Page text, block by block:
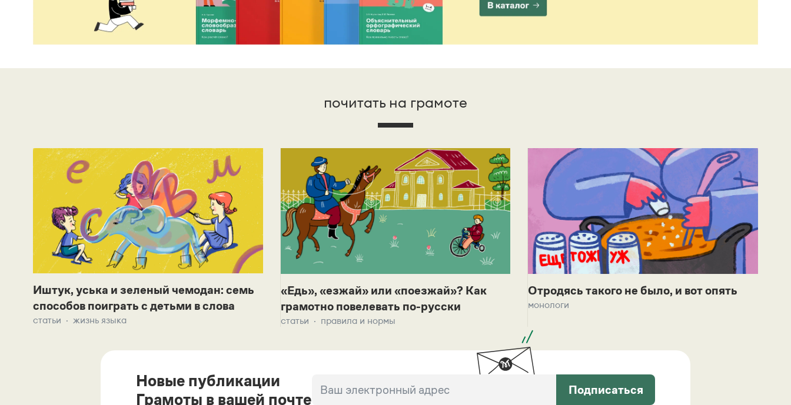
почитать на грамоте
Иштук, уська и зеленый чемодан: семь
способов поиграть с детьми в слова
статьи жизнь языка
«Едь», «езжай» или «поезжай»? Как
грамотно повелевать по-русски
статьи правила и нормы
Отродясь такого не было, и вот опять
монологи
Новые публикации
Грамоты в вашей почте
Подписаться